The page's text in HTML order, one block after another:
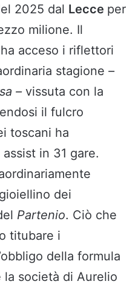
2025 dal Lecce per
milione. Il
acceso i riflettori
stagione –
–vissuta con la
il fulcro
toscani ha
in 31 gare.
dei
Partenio. Ciò che
titubare i
della formula
la società di Aurelio